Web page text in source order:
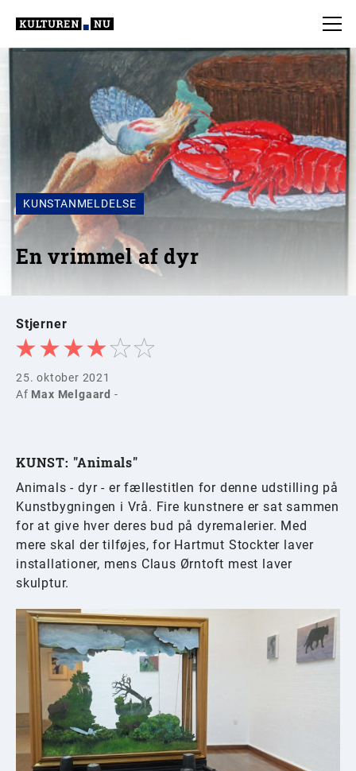
KUNSTANMELDELSE
En vrimmel af dyr
Stjerner
25. oktober 2021
Af Max Melgaard -
KUNST: "Animals"
Animals - dyr - er fællestitlen for denne udstilling på
Kunstbygningen i Vrå. Fire kunstnere er sat sammen
for at give hver deres bud på dyremalerier. Med
mere skal der tilføjes, for Hartmut Stockter laver
installationer, mens Claus Ørntoft mest laver
skulptur.